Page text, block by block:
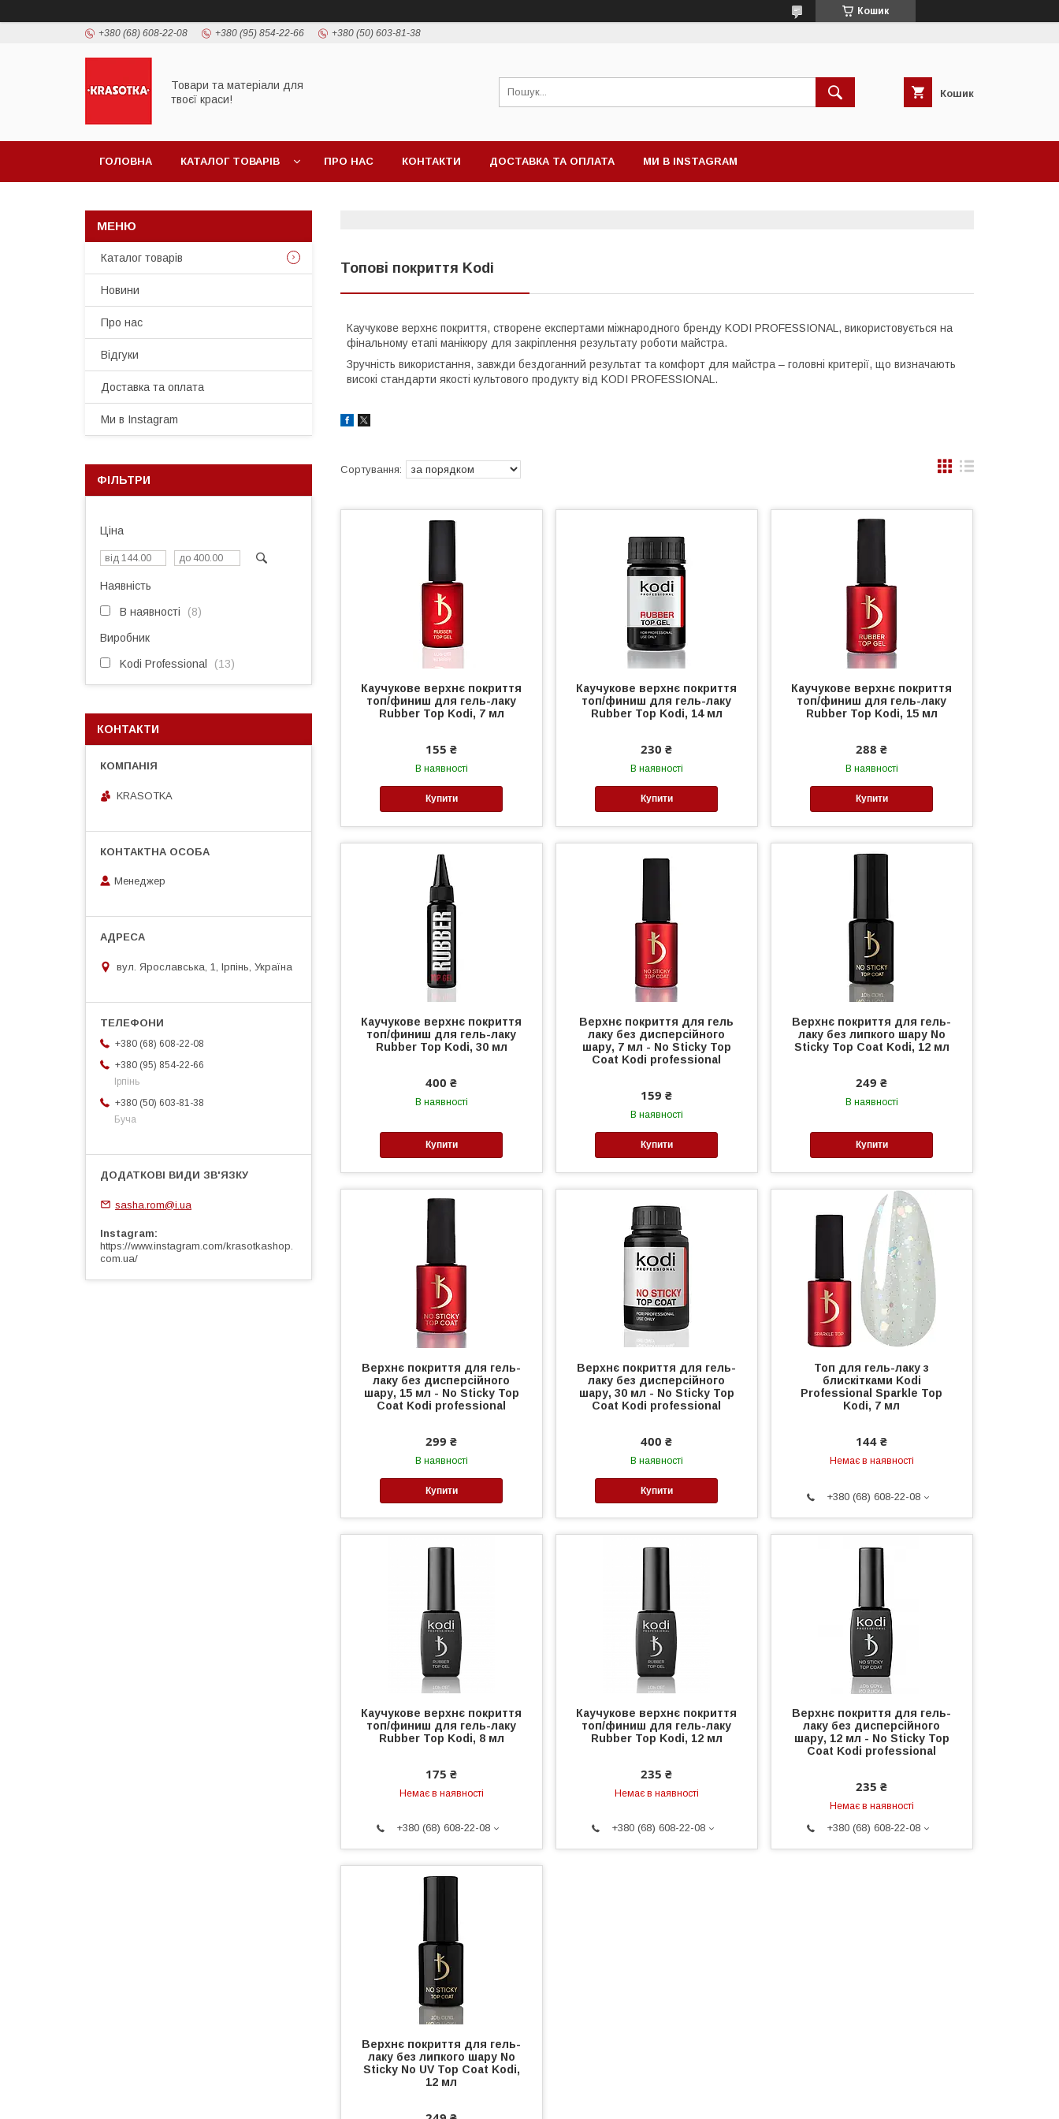
Кошик
+380 (68) 608-22-08 +380 (95) 854-22-66 +380 (50) 603-81-38
Товари та матеріали для
твоєї краси!
Кошик
ГОЛОВНА КАТАЛОГ ТОВАРIВ ПРО НАС КОНТАКТИ ДОСТАВКА ТА ОПЛАТА МИ В INSTAGRAM
Топові покриття Kodi
Каучукове верхнє покриття, створене експертами міжнародного бренду KODI PROFESSIONAL, використовується на
фінальному етапі манікюру для закріплення результату роботи майстра.
Зручність використання, завжди бездоганний результат та комфорт для майстра – головні критерії, що визначають
високі стандарти якості культового продукту від KODI PROFESSIONAL.
Каучукове верхнє покриття
топ/финиш для гель-лаку
Rubber Top Kodi, 7 мл
155 ₴
В наявності
Купити
Каучукове верхнє покриття
топ/финиш для гель-лаку
Rubber Top Kodi, 14 мл
230 ₴
В наявності
Купити
Каучукове верхнє покриття
топ/финиш для гель-лаку
Rubber Top Kodi, 15 мл
288 ₴
В наявності
Купити
Каучукове верхнє покриття
топ/финиш для гель-лаку
Rubber Top Kodi, 30 мл
400 ₴
В наявності
Купити
Верхнє покриття для гель
лаку без дисперсійного
шару, 7 мл - No Sticky Top
Coat Kodi professional
159 ₴
В наявності
Купити
Верхнє покриття для гель-
лаку без липкого шару No
Sticky Top Coat Kodi, 12 мл
249 ₴
В наявності
Купити
Верхнє покриття для гель-
лаку без дисперсійного
шару, 15 мл - No Sticky Top
Coat Kodi professional
299 ₴
В наявності
Купити
Верхнє покриття для гель-
лаку без дисперсійного
шару, 30 мл - No Sticky Top
Coat Kodi professional
400 ₴
В наявності
Купити
Топ для гель-лаку з
блискітками Kodi
Professional Sparkle Top
Kodi, 7 мл
144 ₴
Немає в наявності
+380 (68) 608-22-08
Каучукове верхнє покриття
топ/финиш для гель-лаку
Rubber Top Kodi, 8 мл
175 ₴
Немає в наявності
+380 (68) 608-22-08
Каучукове верхнє покриття
топ/финиш для гель-лаку
Rubber Top Kodi, 12 мл
235 ₴
Немає в наявності
+380 (68) 608-22-08
Верхнє покриття для гель-
лаку без дисперсійного
шару, 12 мл - No Sticky Top
Coat Kodi professional
235 ₴
Немає в наявності
+380 (68) 608-22-08
Верхнє покриття для гель-
лаку без липкого шару No
Sticky No UV Top Coat Kodi,
12 мл
Каталог товарiв
Новини
Про нас
Відгуки
Доставка та оплата
Ми в Instagram
ФІЛЬТРИ
Ціна
Наявність
В наявності 8
Виробник
Kodi Professional 13
КОНТАКТИ
KRASOTKA
Менеджер
вул. Ярославська, 1, Ірпінь, Україна
+380 (68) 608-22-08
+380 (95) 854-22-66
Ірпінь
+380 (50) 603-81-38
Буча
sasha.rom@i.ua
Instagram
https://www.instagram.com/krasotkashop.
com.ua/